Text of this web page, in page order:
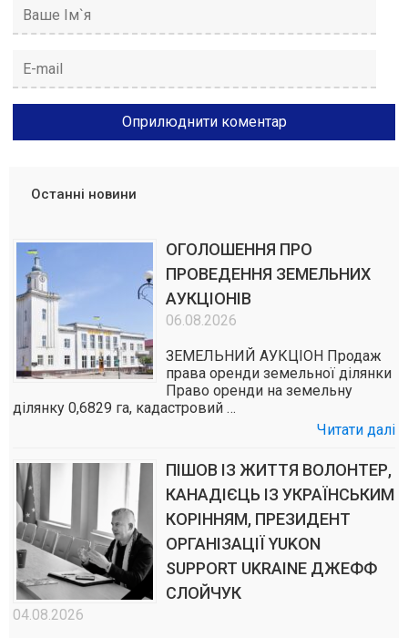
Останні новини
ОГОЛОШЕННЯ ПРО
ПРОВЕДЕННЯ ЗЕМЕЛЬНИХ
АУКЦІОНІВ
06.08.2026
ЗЕМЕЛЬНИЙ АУКЦІОН Продаж
права оренди земельної ділянки
Право оренди на земельну
ділянку 0,6829 га, кадастровий …
Читати далі
ПІШОВ ІЗ ЖИТТЯ ВОЛОНТЕР,
КАНАДІЄЦЬ ІЗ УКРАЇНСЬКИМ
КОРІННЯМ, ПРЕЗИДЕНТ
ОРГАНІЗАЦІЇ YUKON
SUPPORT UKRAINE ДЖЕФФ
СЛОЙЧУК
04.08.2026